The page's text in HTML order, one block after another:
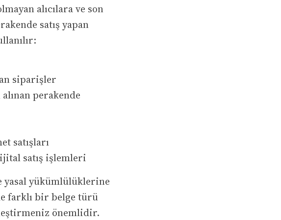
alıcılara ve son
satış yapan
siparişler
perakende
satışları
satış işlemleri
yasal yükümlülüklerine
farklı bir belge türü
önemlidir.